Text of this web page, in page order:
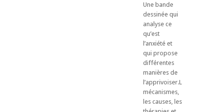
Une bande
dessinée qui
analyse ce
qu’est
l’anxiété et
qui propose
différentes
manières de
l’apprivoiser.Les
mécanismes,
les causes, les